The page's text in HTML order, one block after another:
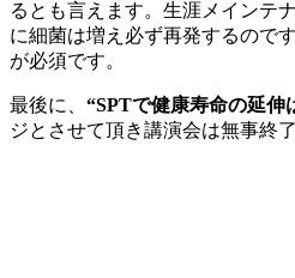
るとも言えます。生涯メインテ
に細菌は増え必ず再発するので
が必須です。
最後に、 “SPTで健康寿命の延伸
ジとさせて頂き講演会は無事終